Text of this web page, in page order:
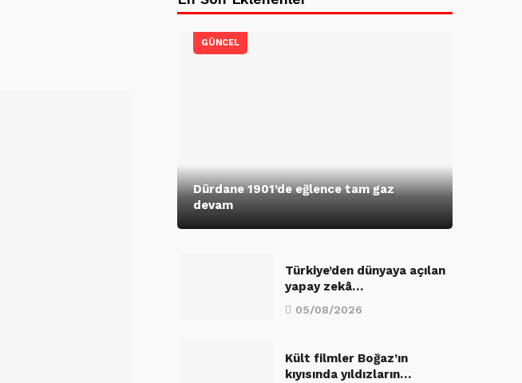
GÜNCEL
Dürdane 1901’de eğlence tam gaz
devam
Türkiye’den dünyaya açılan
yapay zekâ…
05/08/2026
Kült filmler Boğaz’ın
kıyısında yıldızların…